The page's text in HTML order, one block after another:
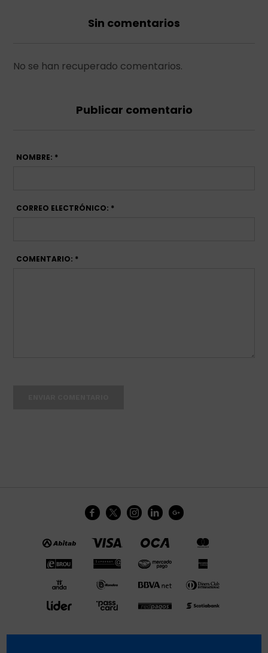
Sin comentarios
No se han recuperado comentarios.
Publicar comentario
NOMBRE: *
CORREO ELECTRÓNICO: *
COMENTARIO: *
    